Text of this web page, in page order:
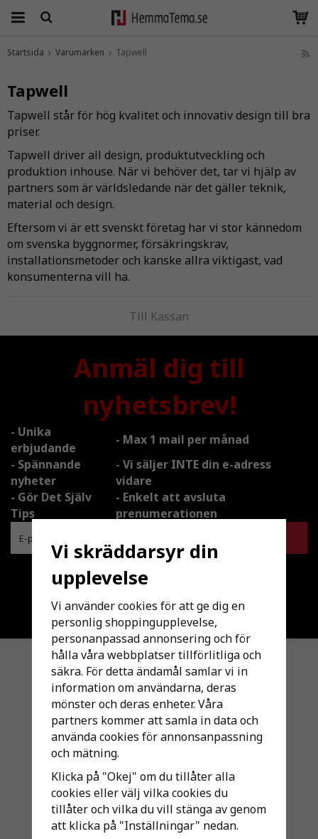
Startsida Varumärken Tapwell
Tapwell
Tapwell står för hög kvalitet och innovativ design till bra
priser.
Tapwell driver all design, produktutveckling och
produktion inhouse. När vi behöver det, tar vi hjälp av
partners som är världsledande när det gäller teknik,
material och design.
Eftersom vi är ett svenskt företag har vi stor kännedom
om svenska byggnormer, försäkringskrav,
installationsmetoder och kanske allra viktigast, vad
konsumenterna vill ha.
Till Kassan
Anmäl dig till
nyhetsbrev!
- Unika
erbjudande
- Max 1 mail per månad
- Spännande
nyheter
- Vi säljer INTE din e-adress
vidare
- Gör Det Själv
Tips
- Enkelt att avsluta
prenumerationen
Följ oss gärna!
#hemmatema
KUNDSERVICE /CUSTOMER SERVICE
SÅ HÄR HANDLAR DU
KÖPGARANTI
VILLKOR ALLMÄNNA
VILLKOR BETALNING
VILLKOR GARANTI
VILLKOR LEVERANS
VILLKOR ORDER
VILLKOR ÅNGERRÄTT, REKLAMATION & RETURER
Vi skräddarsyr din
upplevelse
Vi använder cookies för att ge dig en
personlig shoppingupplevelse,
personanpassad annonsering och för
hålla våra webbplatser tillförlitliga och
säkra. För detta ändamål samlar vi in
information om användarna, deras
mönster och deras enheter. Våra
partners kommer att samla in data och
använda cookies för annonsanpassning
och mätning.
Klicka på "Okej" om du tillåter alla
cookies eller välj vilka cookies du
tillåter och vilka du vill stänga av genom
att klicka på "Inställningar" nedan.